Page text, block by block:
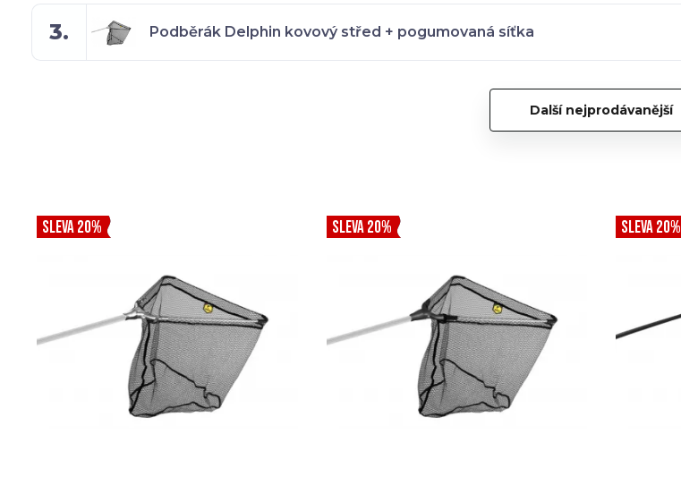
3. Podběrák Delphin kovový střed + pogumovaná síťka
Další nejprodávanější
SLEVA 20% SLEVA 20% SLEVA 20%